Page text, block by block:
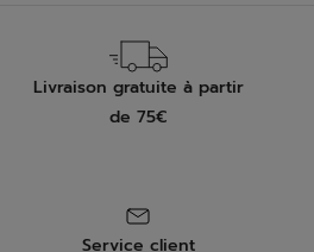
Livraison gratuite à partir
de 75€
Service client